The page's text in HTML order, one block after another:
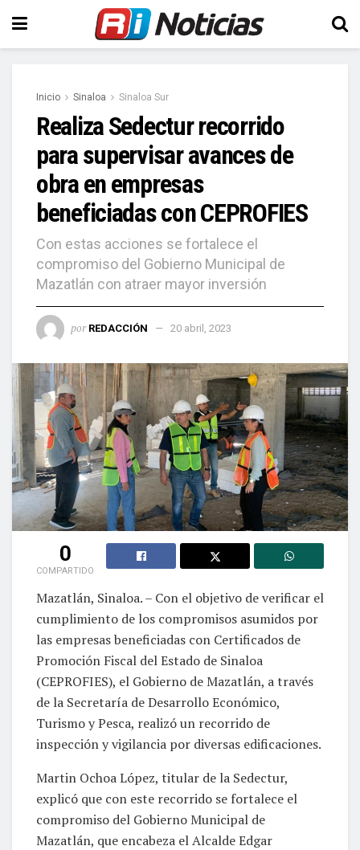
Inicio Sinaloa Sinaloa Sur
Realiza Sedectur recorrido
para supervisar avances de
obra en empresas
beneficiadas con CEPROFIES
Con estas acciones se fortalece el
compromiso del Gobierno Municipal de
Mazatlán con atraer mayor inversión
por REDACCIÓN 20 abril, 2023
0
COMPARTIDO
Mazatlán, Sinaloa. – Con el objetivo de verificar el
cumplimiento de los compromisos asumidos por
las empresas beneficiadas con Certificados de
Promoción Fiscal del Estado de Sinaloa
(CEPROFIES), el Gobierno de Mazatlán, a través
de la Secretaría de Desarrollo Económico,
Turismo y Pesca, realizó un recorrido de
inspección y vigilancia por diversas edificaciones.
Martin Ochoa López, titular de la Sedectur,
explicó que con este recorrido se fortalece el
compromiso del Gobierno Municipal de
Mazatlán, que encabeza el Alcalde Edgar